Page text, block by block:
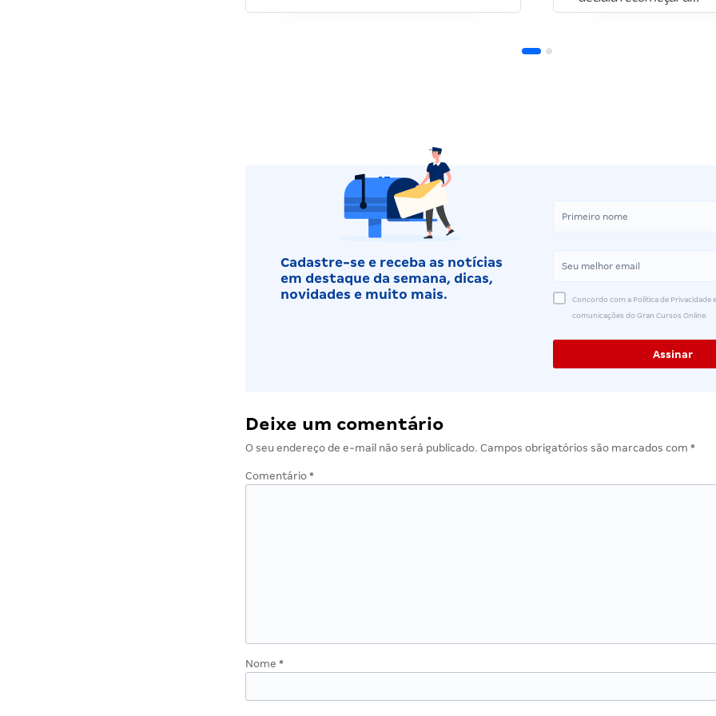
Cadastre-se e receba as notícias
em destaque da semana, dicas,
novidades e muito mais.
Concordo com a Política de Privacidade
comunicações do Gran Cursos Online.
Deixe um comentário
O seu endereço de e-mail não será publicado. Campos obrigatórios são marcados com *
Comentário *
Nome *